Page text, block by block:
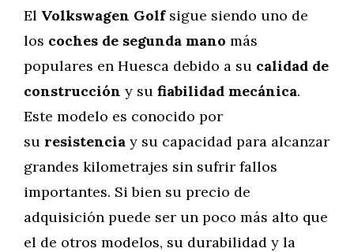
El Volkswagen Golfsigue siendo uno de
los coches de segunda mano más
populares en Huesca debido a su calidad de
construcción y su fiabilidad mecánica.
Este modelo es conocido por
su resistencia y su capacidad para alcanzar
grandes kilometrajes sin sufrir fallos
importantes. Si bien su precio de
adquisición puede ser un poco más alto que
el de otros modelos, su durabilidad y la